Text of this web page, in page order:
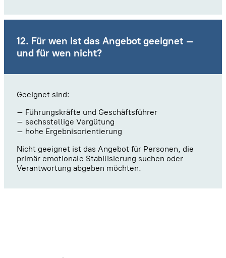
12. Für wen ist das Angebot geeignet –
und für wen nicht?
Geeignet sind:
– Führungskräfte und Geschäftsführer
– sechsstellige Vergütung
– hohe Ergebnisorientierung
Nicht geeignet ist das Angebot für Personen, die
primär emotionale Stabilisierung suchen oder
Verantwortung abgeben möchten.